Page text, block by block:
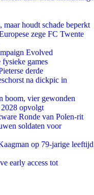
houdt schade beperkt
zege FC Twente
Evolved
games
derde
na dickpic in
boom, vier gewonden
opvolgt
Ronde van Polen-rit
soldaten voor
op 79-jarige leeftijd
early access tot